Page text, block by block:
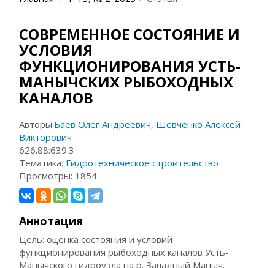
СОВРЕМЕННОЕ СОСТОЯНИЕ И
УСЛОВИЯ
ФУНКЦИОНИРОВАНИЯ УСТЬ-
МАНЫЧСКИХ РЫБОХОДНЫХ
КАНАЛОВ
Авторы:Баев Олег Андреевич, Шевченко Алексей
Викторович
626.88:639.3
Тематика: Гидротехническое строительство
Просмотры: 1854
Аннотация
Цель: оценка состояния и условий
функционирования рыбоходных каналов Усть-
Манычского гидроузла на р. Западный Маныч.